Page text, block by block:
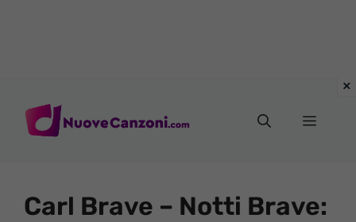
Menu
Carl Brave – Notti Brave: